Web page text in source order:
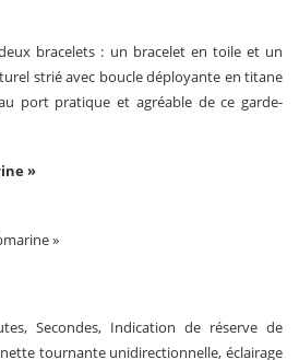
bracelets : un bracelet en toile et un
strié avec boucle déployante en titane
port pratique et agréable de ce garde-
»
»
Secondes, Indication de réserve de
tournante unidirectionnelle, éclairage